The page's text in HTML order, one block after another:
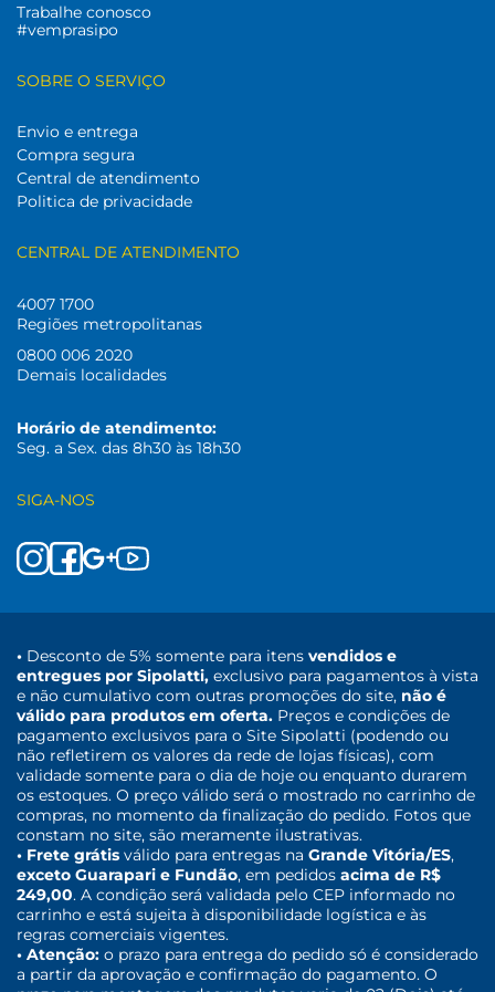
Trabalhe conosco
#vemprasipo
SOBRE O SERVIÇO
Envio e entrega
Compra segura
Central de atendimento
Politica de privacidade
CENTRAL DE ATENDIMENTO
4007 1700
Regiões metropolitanas
0800 006 2020
Demais localidades
Horário de atendimento:
Seg. a Sex. das 8h30 às 18h30
SIGA-NOS
• Desconto de 5% somente para itens vendidos e
entregues por Sipolatti, exclusivo para pagamentos à vista
e não cumulativo com outras promoções do site, não é
válido para produtos em oferta. Preços e condições de
pagamento exclusivos para o Site Sipolatti (podendo ou
não refletirem os valores da rede de lojas físicas), com
validade somente para o dia de hoje ou enquanto durarem
os estoques. O preço válido será o mostrado no carrinho de
compras, no momento da finalização do pedido. Fotos que
constam no site, são meramente ilustrativas.
• Frete grátis válido para entregas na Grande Vitória/ES,
exceto Guarapari e Fundão, em pedidos acima de R$
249,00. A condição será validada pelo CEP informado no
carrinho e está sujeita à disponibilidade logística e às
regras comerciais vigentes.
• Atenção: o prazo para entrega do pedido só é considerado
a partir da aprovação e confirmação do pagamento. O